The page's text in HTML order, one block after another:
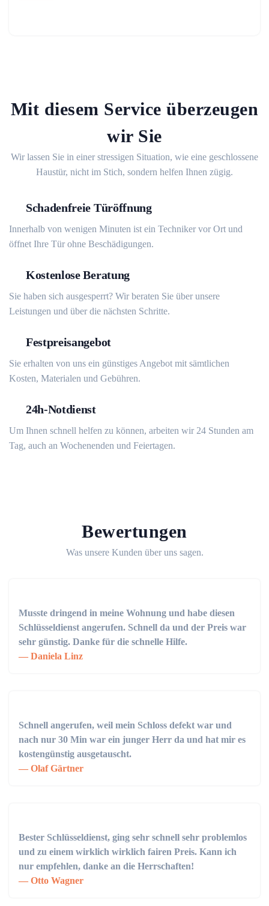
Mit diesem Service überzeugen
wir Sie
Wir lassen Sie in einer stressigen Situation, wie eine geschlossene
Haustür, nicht im Stich, sondern helfen Ihnen zügig.
Schadenfreie Türöffnung
Innerhalb von wenigen Minuten ist ein Techniker vor Ort und
öffnet Ihre Tür ohne Beschädigungen.
Kostenlose Beratung
Sie haben sich ausgesperrt? Wir beraten Sie über unsere
Leistungen und über die nächsten Schritte.
Festpreisangebot
Sie erhalten von uns ein günstiges Angebot mit sämtlichen
Kosten, Materialen und Gebühren.
24h-Notdienst
Um Ihnen schnell helfen zu können, arbeiten wir 24 Stunden am
Tag, auch an Wochenenden und Feiertagen.
Bewertungen
Was unsere Kunden über uns sagen.
Musste dringend in meine Wohnung und habe diesen
Schlüsseldienst angerufen. Schnell da und der Preis war
sehr günstig. Danke für die schnelle Hilfe.
Daniela Linz
Schnell angerufen, weil mein Schloss defekt war und
nach nur 30 Min war ein junger Herr da und hat mir es
kostengünstig ausgetauscht.
Olaf Gärtner
Bester Schlüsseldienst, ging sehr schnell sehr problemlos
und zu einem wirklich wirklich fairen Preis. Kann ich
nur empfehlen, danke an die Herrschaften!
Otto Wagner